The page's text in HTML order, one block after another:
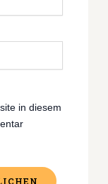
in diesem